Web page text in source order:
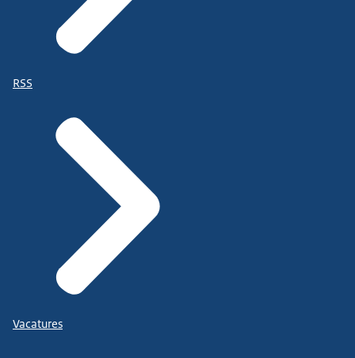
RSS
Vacatures